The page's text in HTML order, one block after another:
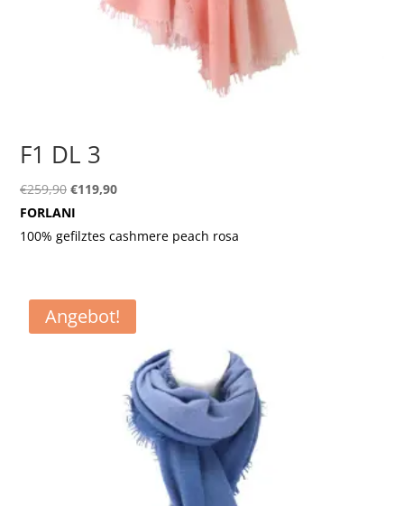
F1 DL 3
€259,90 Ursprünglicher
Preis
war:
€119,90Aktueller
ist:
FORLANI
100% gefilztes cashmere peach rosa
Angebot!